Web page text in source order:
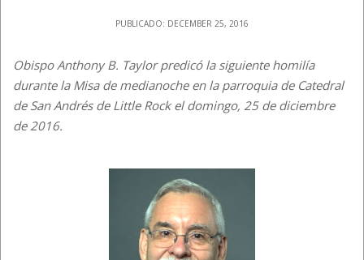
PUBLICADO: DECEMBER 25, 2016
Obispo Anthony B. Taylor predicó la siguiente homilía
durante la Misa de medianoche en la parroquia de Catedral
de San Andrés de Little Rock el domingo, 25 de diciembre
de 2016.